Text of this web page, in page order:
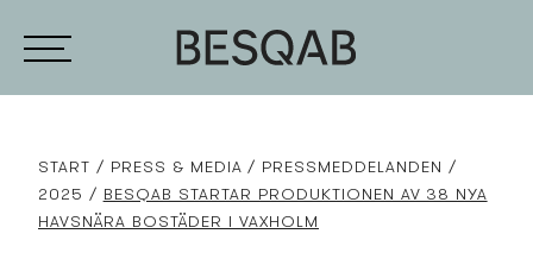
START PRESS­ & MEDIA
PRESS­MEDDELANDEN
2025
BESQAB STARTAR PRODUKTIONEN AV 38 NYA
HAVSNÄRA BOSTÄDER I VAXHOLM